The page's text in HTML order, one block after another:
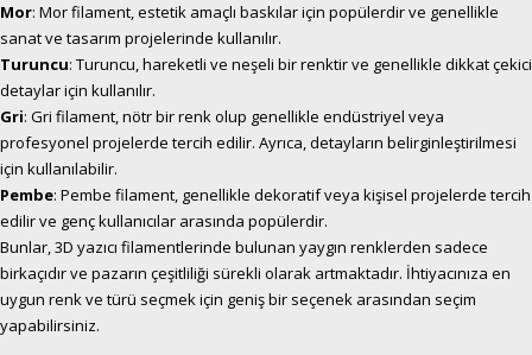
Mor: Mor filament, estetik amaçlı baskılar için popülerdir ve genellikle
sanat ve tasarım projelerinde kullanılır.
Turuncu: Turuncu, hareketli ve neşeli bir renktir ve genellikle dikkat çekici
detaylar için kullanılır.
Gri: Gri filament, nötr bir renk olup genellikle endüstriyel veya
profesyonel projelerde tercih edilir. Ayrıca, detayların belirginleştirilmesi
için kullanılabilir.
Pembe: Pembe filament, genellikle dekoratif veya kişisel projelerde tercih
edilir ve genç kullanıcılar arasında popülerdir.
Bunlar, 3D yazıcı filamentlerinde bulunan yaygın renklerden sadece
birkaçıdır ve pazarın çeşitliliği sürekli olarak artmaktadır. İhtiyacınıza en
uygun renk ve türü seçmek için geniş bir seçenek arasından seçim
yapabilirsiniz.